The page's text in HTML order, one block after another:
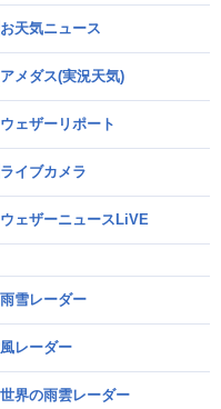
お天気ニュース
アメダス(実況天気)
ウェザーリポート
ライブカメラ
ウェザーニュースLiVE
雨雪レーダー
風レーダー
世界の雨雲レーダー